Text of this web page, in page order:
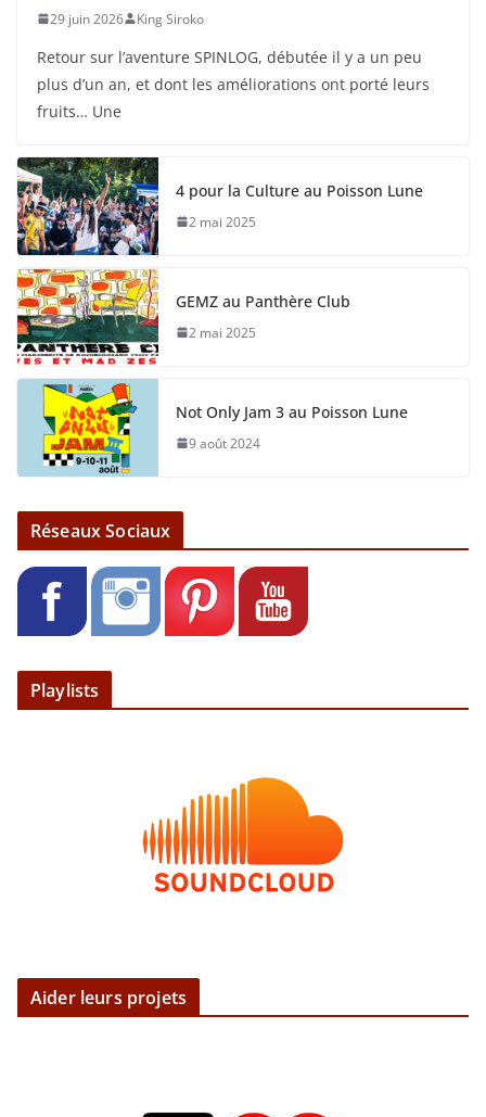
29 juin 2026 King Siroko
Retour sur l’aventure SPINLOG, débutée il y a un peu
plus d’un an, et dont les améliorations ont porté leurs
fruits… Une
4 pour la Culture au Poisson Lune
2 mai 2025
GEMZ au Panthère Club
2 mai 2025
Not Only Jam 3 au Poisson Lune
9 août 2024
Réseaux Sociaux
Playlists
Aider leurs projets